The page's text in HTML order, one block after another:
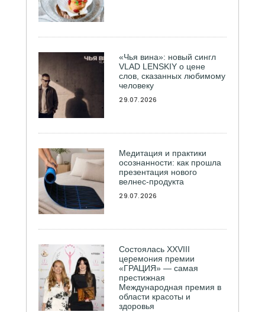
«Чья вина»: новый сингл
VLAD LENSKIY о цене
слов, сказанных любимому
человеку
29.07.2026
Медитация и практики
осознанности: как прошла
презентация нового
велнес-продукта
29.07.2026
Состоялась ХXVIII
церемония премии
«ГРАЦИЯ» — самая
престижная
Международная премия в
области красоты и
здоровья